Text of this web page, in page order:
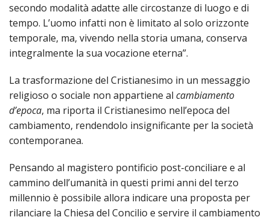
secondo modalità adatte alle circostanze di luogo e di
tempo. L’uomo infatti non è limitato al solo orizzonte
temporale, ma, vivendo nella storia umana, conserva
integralmente la sua vocazione eterna”.
La trasformazione del Cristianesimo in un messaggio
religioso o sociale non appartiene al cambiamento
d’epoca, ma riporta il Cristianesimo nell’epoca del
cambiamento, rendendolo insignificante per la società
contemporanea.
Pensando al magistero pontificio post-conciliare e al
cammino dell’umanità in questi primi anni del terzo
millennio è possibile allora indicare una proposta per
rilanciare la Chiesa del Concilio e servire il cambiamento